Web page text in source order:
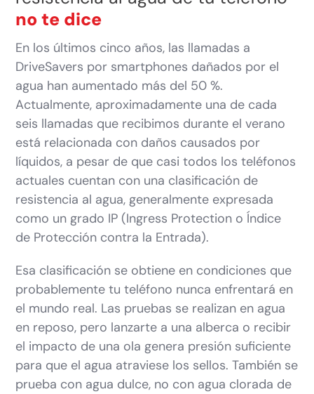
no te dice
En los últimos cinco años, las llamadas a
DriveSavers por smartphones dañados por el
agua han aumentado más del 50 %.
Actualmente, aproximadamente una de cada
seis llamadas que recibimos durante el verano
está relacionada con daños causados por
líquidos, a pesar de que casi todos los teléfonos
actuales cuentan con una clasificación de
resistencia al agua, generalmente expresada
como un grado IP (Ingress Protection o Índice
de Protección contra la Entrada).
Esa clasificación se obtiene en condiciones que
probablemente tu teléfono nunca enfrentará en
el mundo real. Las pruebas se realizan en agua
en reposo, pero lanzarte a una alberca o recibir
el impacto de una ola genera presión suficiente
para que el agua atraviese los sellos. También se
prueba con agua dulce, no con agua clorada de